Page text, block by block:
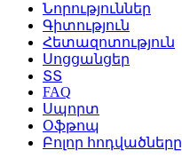
Նորություններ
Գիտություն
Հետազոտություն
Սոցցանցեր
ՏՏ
FAQ
Սպորտ
Օֆթոպ
Բոլոր հոդվածները